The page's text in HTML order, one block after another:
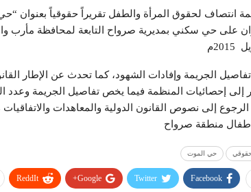
انتصاف لحقوق المرأة والطفل تقريراً حقوقياً بعنوان
على حي سكني بمديرية صرواح التابعة لمحافظة مأرب
الجريمة وإفادات الشهود، كما تحدث عن الإطار
إلى إحصائيات المنظمة فيما يخص تفاصيل الجريمة وعدد
الرجوع إلى نصوص القانون الدولية والمعاهدات
منطقة صرواح
حي الموت
Facebook
Twitter
Google+
ReddIt